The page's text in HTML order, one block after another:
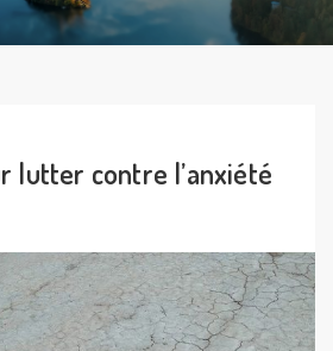
lutter contre l’anxiété